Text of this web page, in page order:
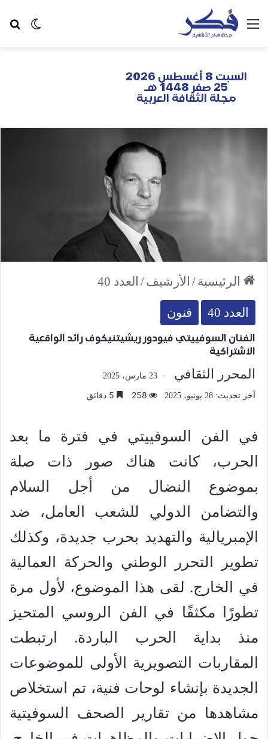
السبت 8 أغسطس 2026
25 صفر 1448 هـ
مجلة الثقافة العربية
الرئيسية/ الأرشيف/ العدد 40
العدد 40 فنون
الفنان السوفييتي فيودور ريشيتنيكوف رائد الواقعية
الاشتراكية
المحرر الثقافي 23 مارس، 2025
آخر تحديث: 28 يونيو، 2025 258
في الفن السوفييتي في فترة ما بعد
الحرب، كانت هناك صور ذات صلة
بموضوع النضال من أجل السلام
والتضامن الدولي للشعب العامل، ضد
الإمبريالية والتهديد بحرب جديدة، وكذلك
تطوير التحرر الوطني والحركة العمالية
في الخارج. لقى هذا الموضوع، لأول مرة
تطورًا مكثفًا في الفن الروسي المتحيز
منذ بداية الحرب الباردة. ارتبطت
المقاربات التصويرية الأولى للموضوعات
الجديدة بإنشاء لوحات فنية، تم استخلاص
مشاهدها من تقارير الصحف السوفيتية